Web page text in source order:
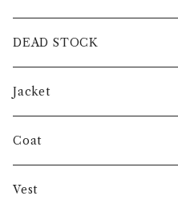
intch.
SHUREN
INVERTERE
Gambert
DEAD STOCK
Jacket
Coat
Vest